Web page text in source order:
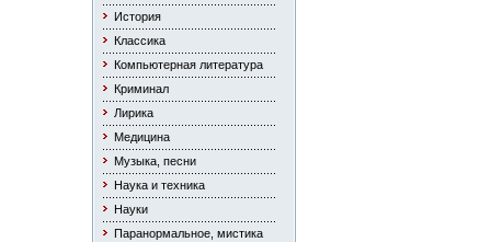
История
Классика
Компьютерная литература
Криминал
Лирика
Медицина
Музыка, песни
Наука и техника
Науки
Паранормальное, мистика